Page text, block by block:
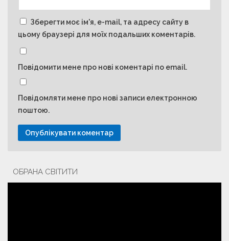
Зберегти моє ім'я, e-mail, та адресу сайту в
цьому браузері для моїх подальших коментарів.
Повідомити мене про нові коментарі по email.
Повідомляти мене про нові записи електронною
поштою.
ОБРАНА СВІТИТИ